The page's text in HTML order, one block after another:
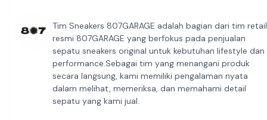
Tim Sneakers 807GARAGE adalah bagian dari tim retail
resmi 807GARAGE yang berfokus pada penjualan
sepatu sneakers original untuk kebutuhan lifestyle dan
performance.Sebagai tim yang menangani produk
secara langsung, kami memiliki pengalaman nyata
dalam melihat, memeriksa, dan memahami detail
sepatu yang kami jual.